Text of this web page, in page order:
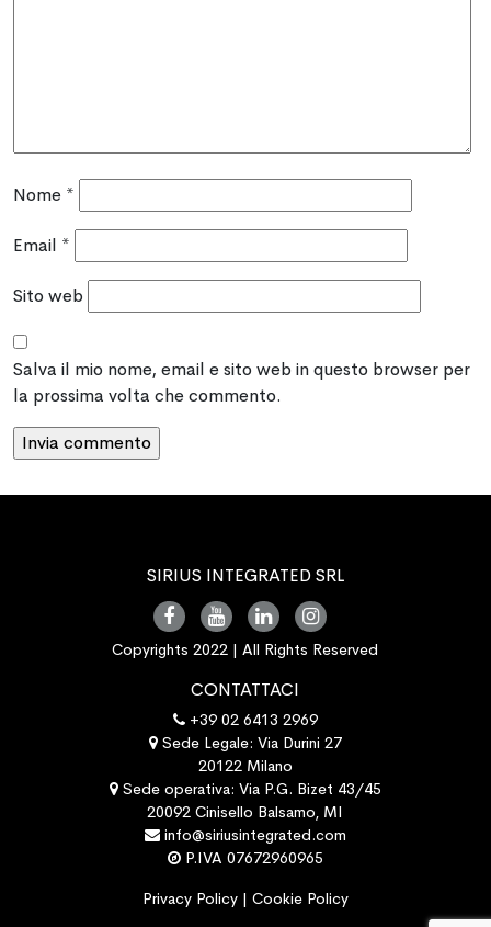
Nome *
Email *
Sito web
Salva il mio nome, email e sito web in questo browser per
la prossima volta che commento.
SIRIUS INTEGRATED SRL
Copyrights 2022 | All Rights Reserved
CONTATTACI
+39 02 6413 2969
Sede Legale: Via Durini 27
20122 Milano
Sede operativa: Via P.G. Bizet 43/45
20092 Cinisello Balsamo, MI
info@siriusintegrated.com
P.IVA 07672960965
Privacy Policy | Cookie Policy